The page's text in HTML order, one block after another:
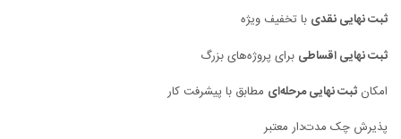
ثبت نهایی نقدی با تخفیف ویژه
ثبت نهایی اقساطی برای پروژه‌های بزرگ
امکان ثبت نهایی مرحله‌ای مطابق با پیشرفت کار
پذیرش چک مدت‌دار معتبر